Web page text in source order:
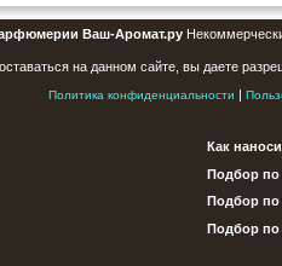
Ваш-Аромат.ру
на данном сайте, вы даете
Политика конфиденциальности |
Как
Подбор по
Подбор
Подбор по